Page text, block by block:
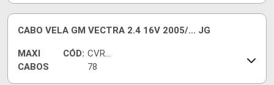
CABO VELA GM VECTRA 2.4 16V 2005/... JG
MAXI
CABOS
CÓD: CVRG
78